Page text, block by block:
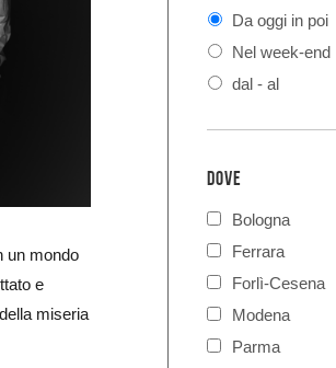
un mondo
e
miseria
Da oggi in poi
Nel week-end
dal - al
DOVE
Bologna
Ferrara
Forlì-Cesena
Modena
Parma